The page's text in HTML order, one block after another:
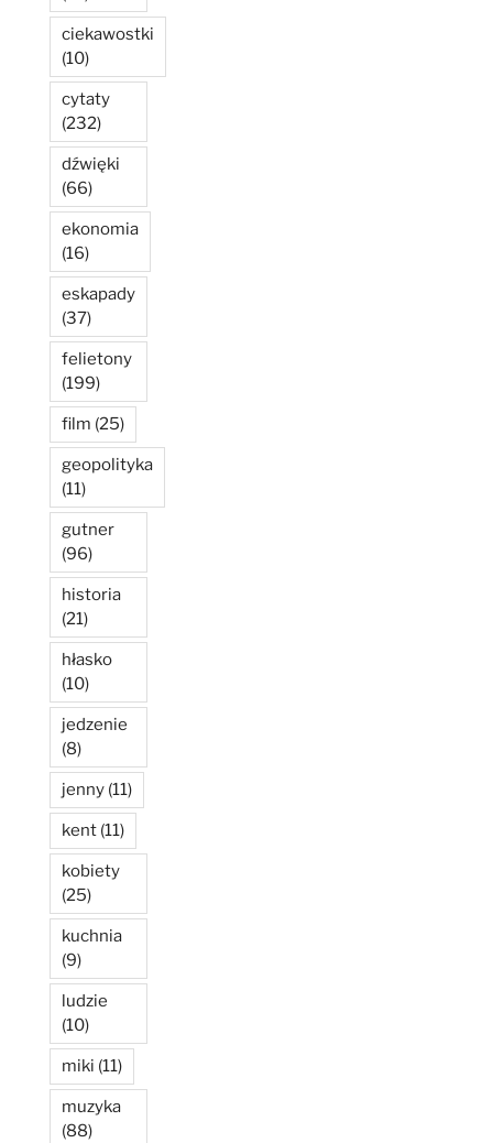
ciekawostki
(10)
cytaty
(232)
dźwięki
(66)
ekonomia
(16)
eskapady
(37)
felietony
(199)
film (25)
geopolityka
(11)
gutner
(96)
historia
(21)
hłasko
(10)
jedzenie
(8)
jenny (11)
kent (11)
kobiety
(25)
kuchnia
(9)
ludzie
(10)
miki (11)
muzyka
(88)